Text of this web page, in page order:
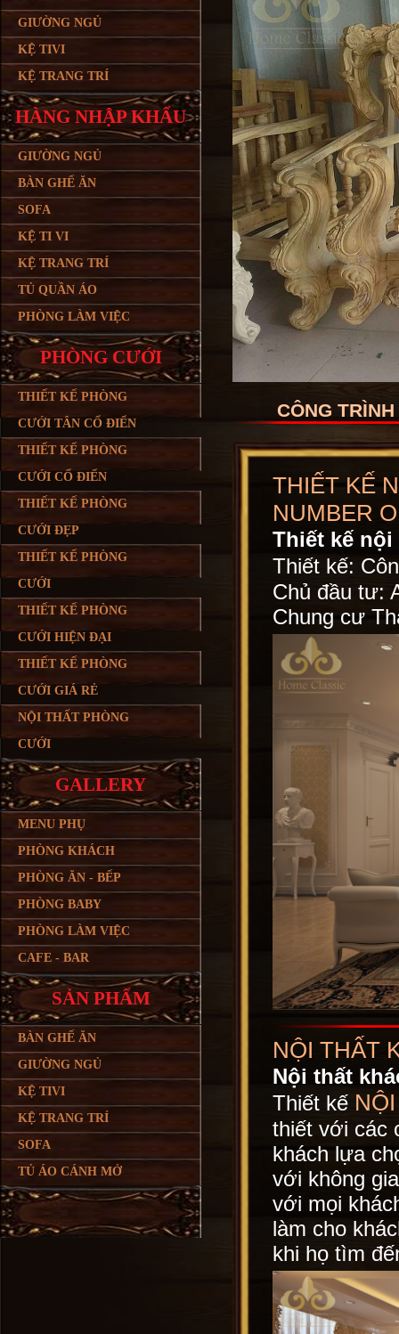
GIƯỜNG NGỦ
KỆ TIVI
KỆ TRANG TRÍ
HÀNG NHẬP KHẨU
GIƯỜNG NGỦ
BÀN GHẾ ĂN
SOFA
KỆ TI VI
KỆ TRANG TRÍ
TỦ QUẦN ÁO
PHÒNG LÀM VIỆC
PHÒNG CƯỚI
THIẾT KẾ PHÒNG
CƯỚI TÂN CỔ ĐIỂN
THIẾT KẾ PHÒNG
CƯỚI CỔ ĐIỂN
THIẾT KẾ PHÒNG
CƯỚI ĐẸP
THIẾT KẾ PHÒNG
CƯỚI
THIẾT KẾ PHÒNG
CƯỚI HIỆN ĐẠI
THIẾT KẾ PHÒNG
CƯỚI GIÁ RẺ
NỘI THẤT PHÒNG
CƯỚI
GALLERY
MENU PHỤ
PHÒNG KHÁCH
PHÒNG ĂN - BẾP
PHÒNG BABY
PHÒNG LÀM VIỆC
CAFE - BAR
SẢN PHẨM
BÀN GHẾ ĂN
GIƯỜNG NGỦ
KỆ TIVI
KỆ TRANG TRÍ
SOFA
TỦ ÁO CÁNH MỞ
CÔNG TRÌNH
THIẾT KẾ
NUMBER
Thiết kế
Thiết kế:
Chủ đầu tư:
Chung cư
NỘI THẤT
Nội thất
Thiết kế
thiết với các
khách lựa
với không
với mọi
làm cho
khi họ tìm